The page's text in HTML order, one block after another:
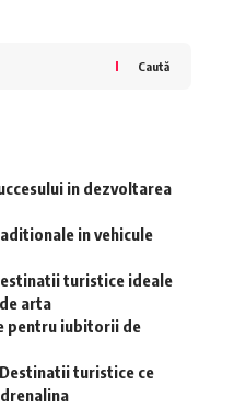
Caută
in dezvoltarea
in vehicule
turistice ideale
arta
pentru iubitorii de
turistice ce